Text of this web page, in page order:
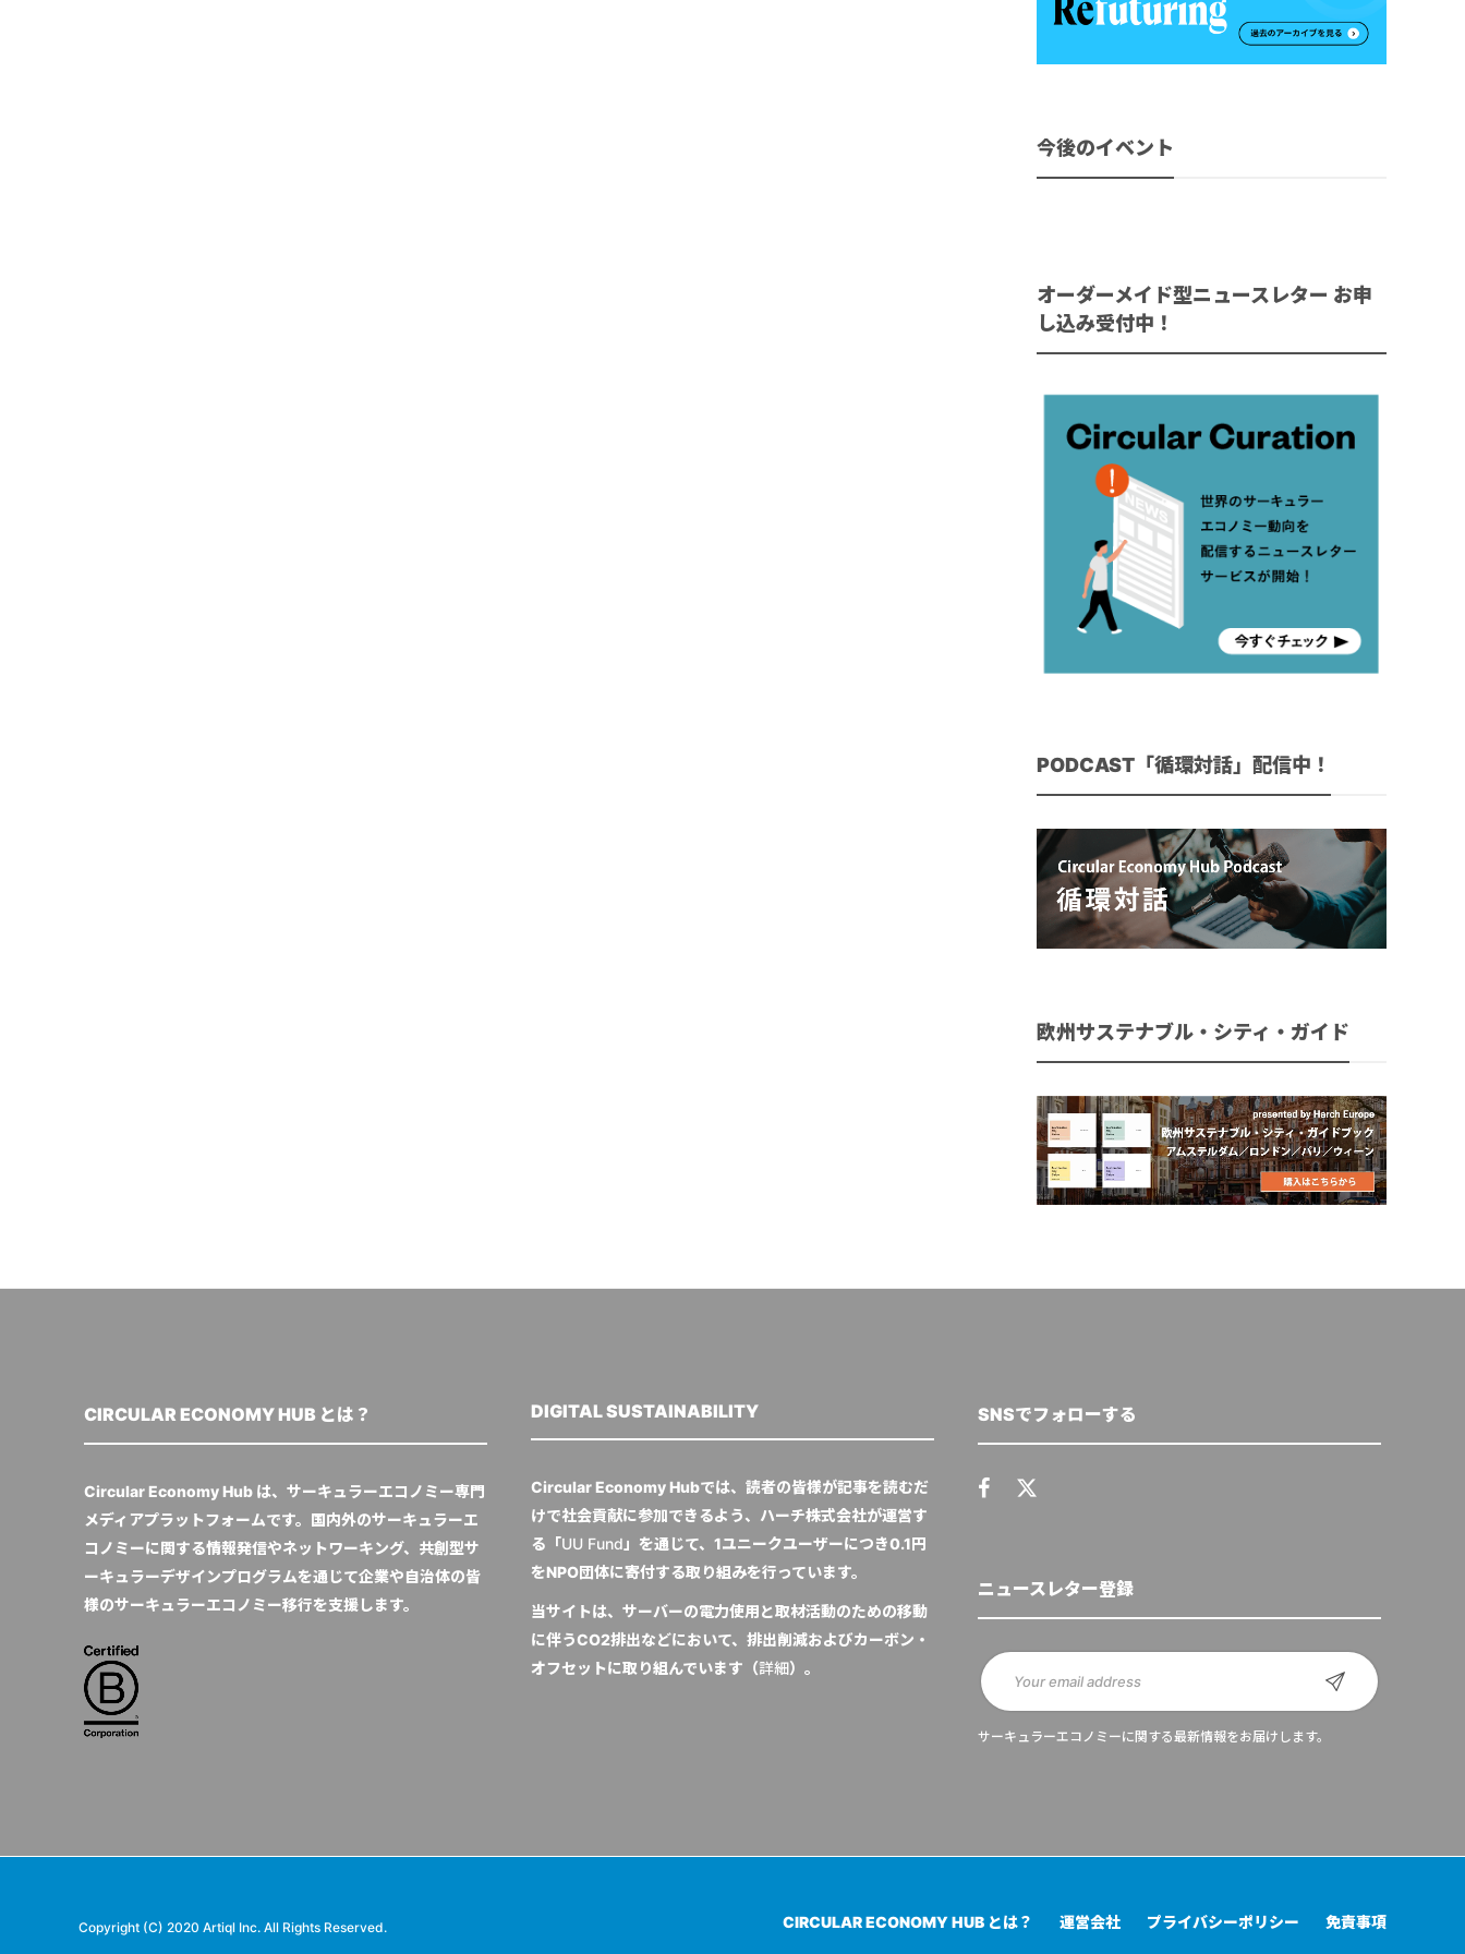
今後のイベント
オーダーメイド型ニュースレター お申
し込み受付中！
PODCAST「循環対話」配信中！
欧州サステナブル・シティ・ガイド
CIRCULAR ECONOMY HUB とは？
Circular Economy Hub は、サーキュラーエコノミー専門
メディアプラットフォームです。国内外のサーキュラーエ
コノミーに関する情報発信やネットワーキング、共創型サ
ーキュラーデザインプログラムを通じて企業や自治体の皆
様のサーキュラーエコノミー移行を支援します。
DIGITAL SUSTAINABILITY
Circular Economy Hubでは、読者の皆様が記事を読むだ
けで社会貢献に参加できるよう、ハーチ株式会社が運営す
る「UU Fund」を通じて、1ユニークユーザーにつき0.1円
をNPO団体に寄付する取り組みを行っています。
当サイトは、サーバーの電力使用と取材活動のための移動
に伴うCO2排出などにおいて、排出削減およびカーボン・
オフセットに取り組んでいます（詳細）。
SNSでフォローする
ニュースレター登録
サーキュラーエコノミーに関する最新情報をお届けします。
Copyright (C) 2020 Artiql Inc. All Rights Reserved. CIRCULAR ECONOMY HUB とは？ 運営会社 プライバシーポリシー 免責事項